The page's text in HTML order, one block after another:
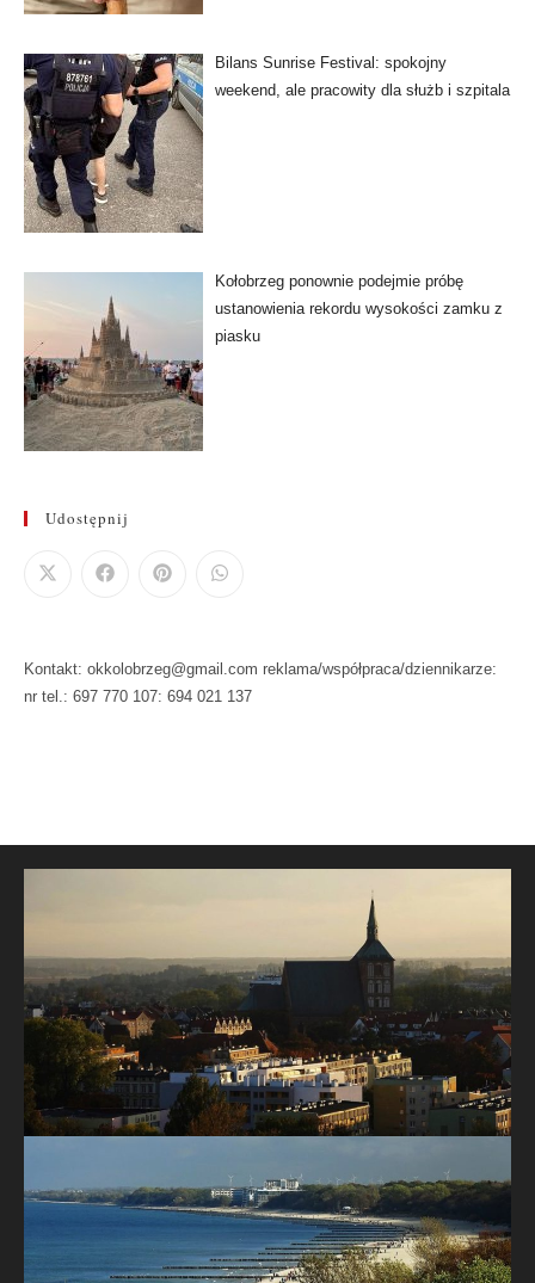
Bilans Sunrise Festival: spokojny
weekend, ale pracowity dla służb i szpitala
Kołobrzeg ponownie podejmie próbę
ustanowienia rekordu wysokości zamku z
piasku
Udostępnij
Kontakt: okkolobrzeg@gmail.com reklama/współpraca/dziennikarze:
nr tel.: 697 770 107: 694 021 137